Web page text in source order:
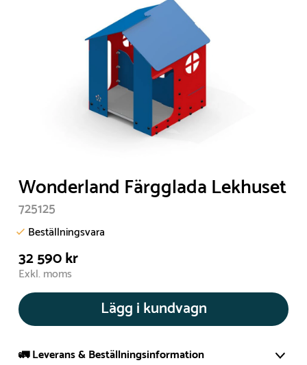
Wonderland Färgglada Lekhuset
725125
Beställningsvara
32 590 kr
Exkl. moms
Lägg i kundvagn
🚛 Leverans & Beställningsinformation